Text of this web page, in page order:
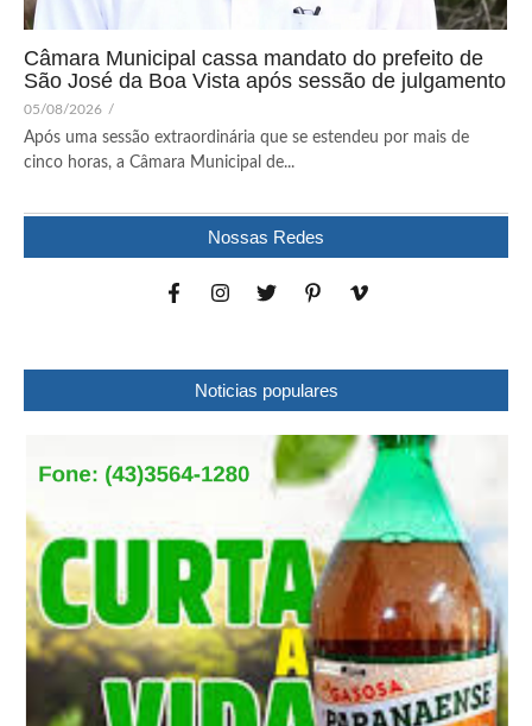
Câmara Municipal cassa mandato do prefeito de
São José da Boa Vista após sessão de julgamento
05/08/2026 /
Após uma sessão extraordinária que se estendeu por mais de
cinco horas, a Câmara Municipal de...
Nossas Redes
Noticias populares